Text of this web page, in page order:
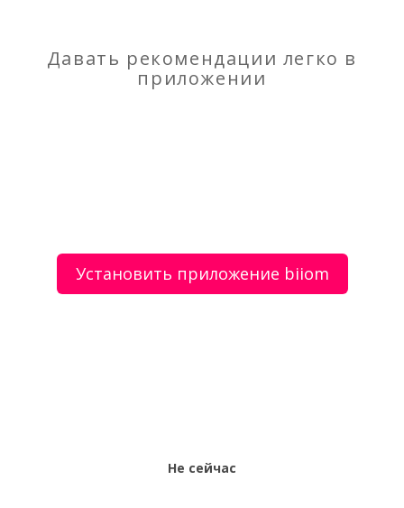
Магазин-бар «БЛЭК»
Мой аккаунт
Условия и документы Цены Контакты
Давать рекомендации легко в
приложении
Установить приложение biiom
Не сейчас